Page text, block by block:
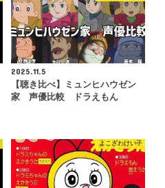
2025.11.5
【聴き比べ】ミュンヒハウゼン
家 声優比較 ドラえもん
よこざわけい子